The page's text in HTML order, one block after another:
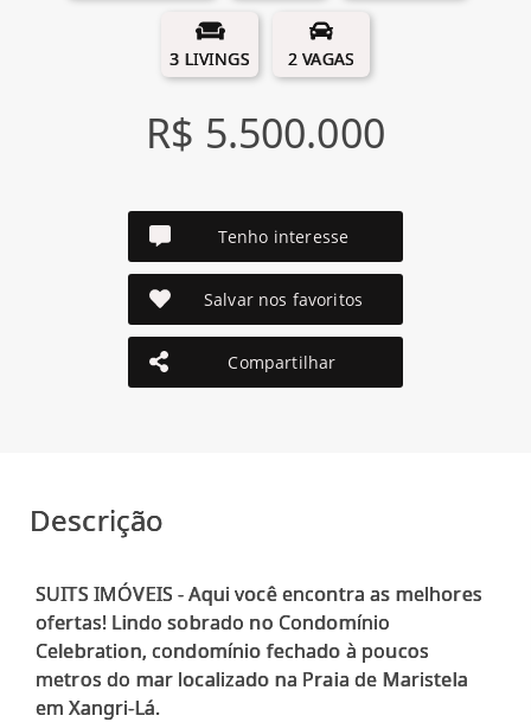
3 LIVINGS 2 VAGAS
R$ 5.500.000
Tenho interesse
Salvar nos favoritos
Compartilhar
Descrição
SUITS IMÓVEIS - Aqui você encontra as melhores
ofertas! Lindo sobrado no Condomínio
Celebration, condomínio fechado à poucos
metros do mar localizado na Praia de Maristela
em Xangri-Lá.